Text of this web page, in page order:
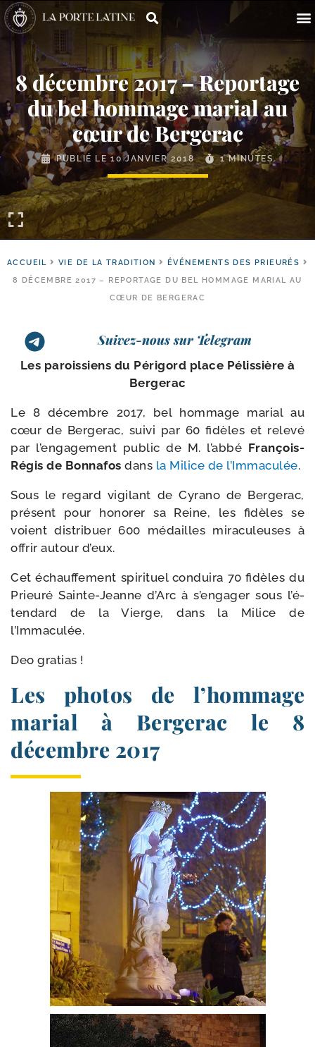
8 décembre 2017 – Reportage
du bel hommage marial au
cœur de Bergerac
PUBLIÉ LE10 JANVIER 2018 1 MINUTES
ACCUEIL VIE DE LA TRADITION
ÉVÉNEMENTS DES PRIEURÉS
8 DÉCEMBRE 2017 – REPORTAGE DU BEL HOMMAGE MARIAL AU
CŒUR DE BERGERAC
Suivez-nous sur Telegram
Les parois­siens du Périgord place Pélissière à
Bergerac
Le 8 décembre 2017, bel hom­mage marial au
cœur de Bergerac, sui­vi par 60 fidèles et rele­vé
par l’en­ga­ge­ment public de M. l’ab­bé François-​
Régis de Bonnafos dans la Milice de l’Immaculée.
Sous le regard vigi­lant de Cyrano de Bergerac,
pré­sent pour hono­rer sa Reine, les fidèles se
voient dis­tri­buer 600 médailles mira­cu­leuses à
offrir autour d’eux.
Cet échauf­fe­ment spi­ri­tuel condui­ra 70 fidèles du
Prieuré Sainte-​Jeanne d’Arc à s’en­ga­ger sous l’é­
ten­dard de la Vierge, dans la Milice de
l’Immaculée.
Deo gra­tias !
Les photos de l’hommage
marial à Bergerac le 8
décembre 2017